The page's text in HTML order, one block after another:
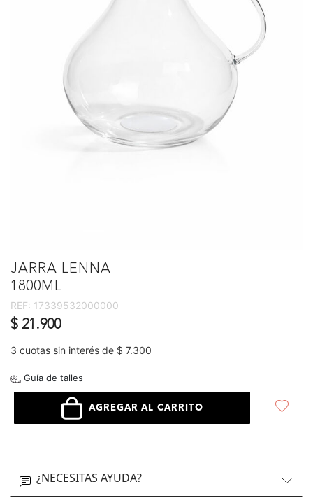
JARRA LENNA
1800ML
REF: 17339532000000
$ 21.900
3 cuotas sin interés de $ 7.300
Guía de talles
AGREGAR AL CARRITO
¿NECESITAS AYUDA?